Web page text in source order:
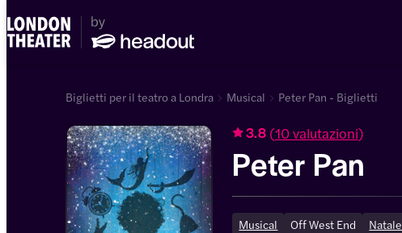
Biglietti per il teatro a Londra Musical Peter Pan - Biglietti
3.8 (10 valutazioni)
Peter Pan
Musical Off West End Natale